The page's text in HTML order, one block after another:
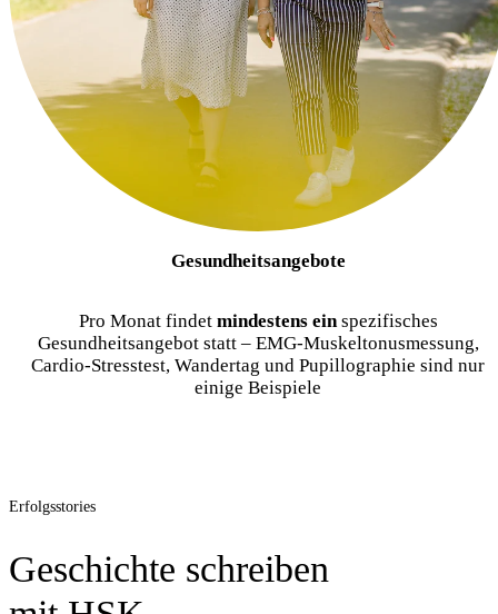
Gesundheitsangebote
Pro Monat findet mindestens einspezifisches
Gesundheitsangebot statt – EMG-Muskeltonusmessung,
Cardio-Stresstest, Wandertag und Pupillographie sind nur
einige Beispiele
Erfolgsstories
Geschichte schreiben